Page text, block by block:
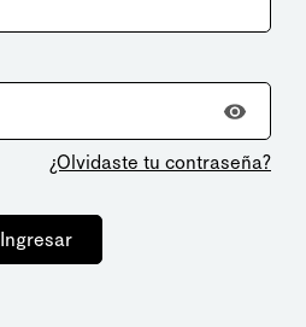
¿Olvidaste tu contraseña?
Ingresar